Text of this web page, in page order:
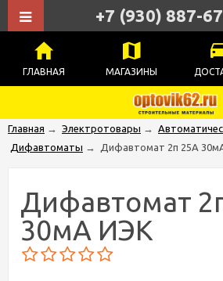
ГЛАВНАЯ МАГАЗИНЫ
+7 (930) 887-
Главная → Электротовары →
Дифавтоматы → Дифавтомат 2п 25А
Дифавтомат
30мА ИЭК